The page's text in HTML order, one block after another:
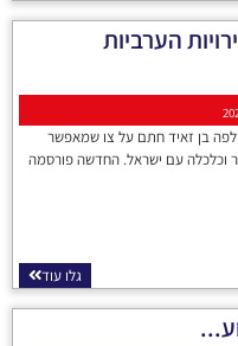
הערביות
בן זאיד חתם על צו שמאפשר
וכלכלה עם ישראל. החדשה פורסמה
גלו עוד